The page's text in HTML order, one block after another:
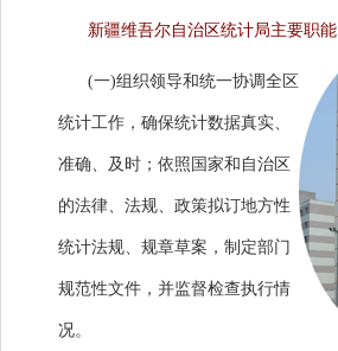
新疆维吾尔自治区统计局主要职能
(一)组织领导和统一协调全区
统计工作，确保统计数据真实、
准确、及时；依照国家和自治区
的法律、法规、政策拟订地方性
统计法规、规章草案，制定部门
规范性文件，并监督检查执行情
况。